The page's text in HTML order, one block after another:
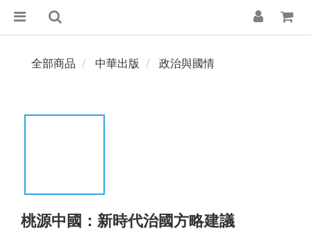
全部商品 中華出版 政治與國情
桃源中國：新時代治國方略建議